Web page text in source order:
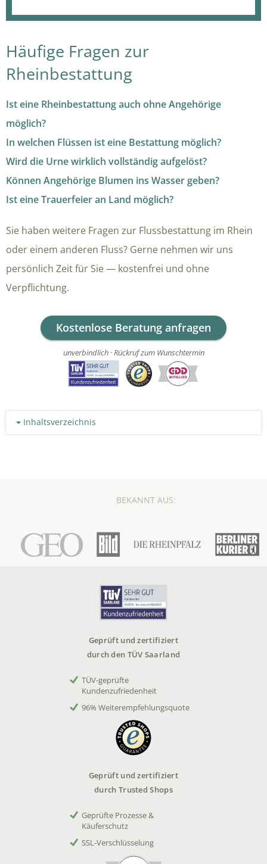
Häufige Fragen zur
Rheinbestattung
Ist eine Rheinbestattung auch ohne Angehörige
möglich?
In welchen Flüssen ist eine Bestattung möglich?
Wird die Urne wirklich vollständig aufgelöst?
Können Angehörige Blumen ins Wasser geben?
Ist eine Trauerfeier an Land möglich?
Sie haben weitere Fragen zur Flussbestattung im Rhein
oder einem anderen Fluss? Gerne nehmen wir uns
persönlich Zeit für Sie — kostenfrei und ohne
Verpflichtung.
Kostenlose Beratung anfragen
unverbindlich · Rückruf zum Wunschtermin
Inhaltsverzeichnis
BEKANNT AUS:
Geprüft und zertifiziert
durch den TÜV Saarland
TÜV-geprüfte
Kundenzufriedenheit
96% Weiterempfehlungsquote
Geprüft und zertifiziert
durch Trusted Shops
Geprüfte Prozesse &
Käuferschutz
SSL-Verschlüsselung